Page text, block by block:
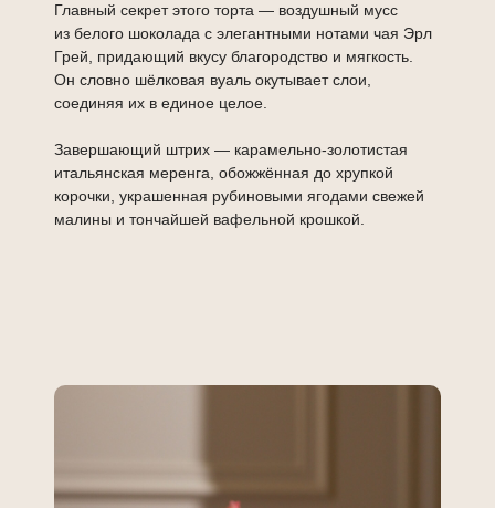
Главный секрет этого торта — воздушный мусс
из белого шоколада с элегантными нотами чая Эрл
Грей, придающий вкусу благородство и мягкость.
Он словно шёлковая вуаль окутывает слои,
соединяя их в единое целое.
Завершающий штрих — карамельно-золотистая
итальянская меренга, обожжённая до хрупкой
корочки, украшенная рубиновыми ягодами свежей
малины и тончайшей вафельной крошкой.